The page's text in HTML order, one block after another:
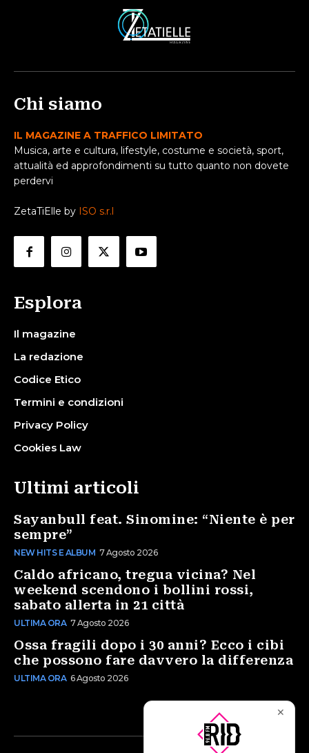
Chi siamo
IL MAGAZINE A TRAFFICO LIMITATO
Musica, arte e cultura, lifestyle, costume e società, sport,
attualità ed approfondimenti su tutto quanto non dovete
perdervi
ZetaTiElle by ISO s.r.l
Esplora
Il magazine
La redazione
Codice Etico
Termini e condizioni
Privacy Policy
Cookies Law
Ultimi articoli
Sayanbull feat. Sinomine: “Niente è per
sempre”
NEW HITS E ALBUM 7 Agosto 2026
Caldo africano, tregua vicina? Nel
weekend scendono i bollini rossi,
sabato allerta in 21 città
ULTIMA ORA 7 Agosto 2026
Ossa fragili dopo i 30 anni? Ecco i cibi
che possono fare davvero la differenza
ULTIMA ORA 6 Agosto 2026
✕